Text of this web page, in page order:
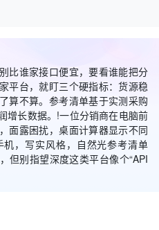
比谁家接口便宜，要看谁能把分
平台，就盯三个硬指标：货源稳
算不算。参考清单基于实测采购
增长数据。!一位分销商在电脑前
面露困扰，桌面计算器显示不同
，写实风格，自然光参考清单
别指望深度这类平台像个“API